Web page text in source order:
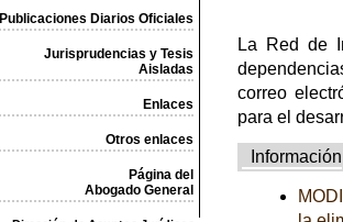
Publicaciones Diarios Oficiales
Jurisprudencias y Tesis
Aisladas
Enlaces
Otros enlaces
Página del
Abogado General
La Red de
correo
para el
Información